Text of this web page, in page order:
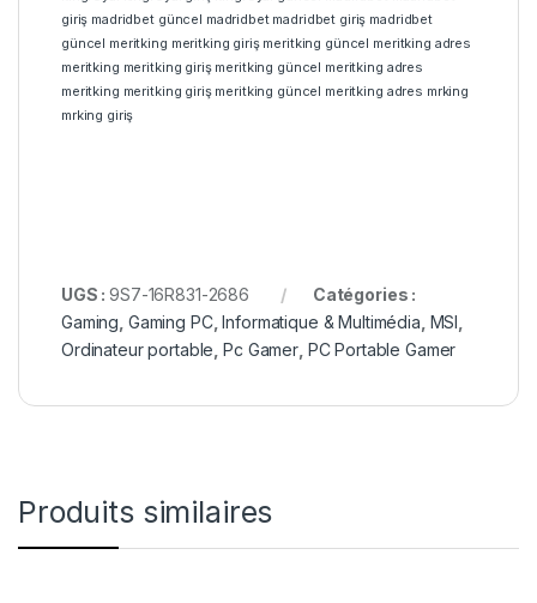
giriş madridbet güncel madridbet madridbet giriş madridbet
güncel meritking meritking giriş meritking güncel meritking adres
meritking meritking giriş meritking güncel meritking adres
meritking meritking giriş meritking güncel meritking adres mrking
mrking giriş
UGS :9S7-16R831-2686
Catégories :
Gaming Gaming PC,Informatique & Multimédia MSI
Ordinateur portable ,Pc Gamer, PC Portable Gamer
Produits similaires